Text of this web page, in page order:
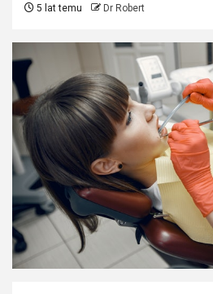
5 lat temu Dr Robert